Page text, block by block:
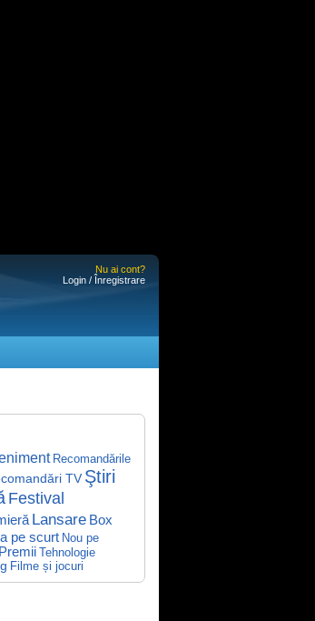
Nu ai cont?
Login / Înregistrare
Recomandările
TV Ştiri
Festival
Lansare Box
pe scurt Nou pe
Premii Tehnologie
Filme și jocuri